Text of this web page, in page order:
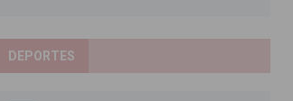
DEPORTES